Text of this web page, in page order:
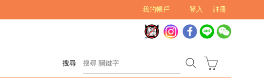
註冊
登入
我的帳戶
搜尋